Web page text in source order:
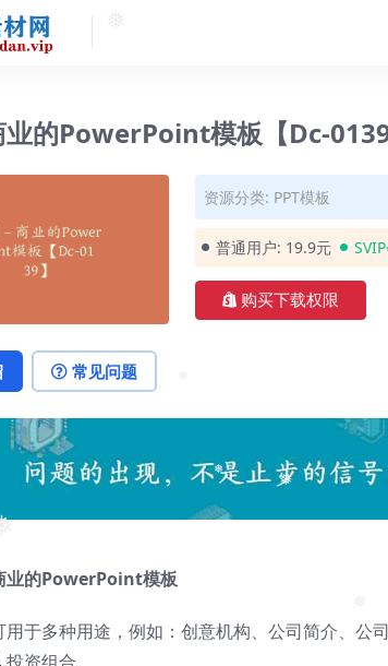
❅
❅
业的PowerPoint模板【Dc-0139
资源分类: PPT模板
普通用户: 19.9元
购买下载权限
常见问题
业的PowerPoint模板
于多种用途，例如：创意机构、公司简介、公